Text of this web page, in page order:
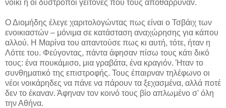
νοίκι ή οι δύστροποι γείτονες που τους αποθάρρυναν.
Ο Διομήδης έλεγε χαριτολογώντας πως είναι ο Τσβάιχ των
ενοικιαστών – μόνιμα σε κατάσταση αναχώρησης για κάπου
αλλού. Η Μαρίνα του απαντούσε πως κι αυτή, τότε, ήταν η
Λόττε του. Φεύγοντας, πάντα άφησαν πίσω τους κάτι δικό
τους: ένα πουκάμισο, μια γραβάτα, ένα κραγιόν. Ήταν το
συνθηματικό της επιστροφής. Τους έπαιρναν τηλέφωνο οι
νέοι νοικάρηδες να πάνε να πάρουν τα ξεχασμένα, αλλά ποτέ
δεν το έκαναν. Άφηναν τον κοινό τους βίο απλωμένο σ' όλη
την Αθήνα.